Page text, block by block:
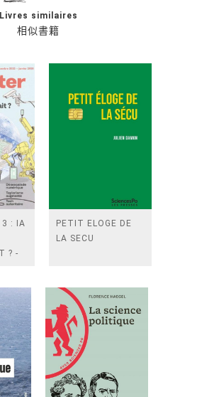
相似書籍
Livres similaires
3 : IA
? -
PETIT ELOGE DE
LA SECU